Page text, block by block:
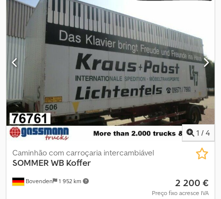
porta portal. Contentor de troca BDF de alumínio, 7.150 mm de
comprimento. Portas traseiras tipo portal com fechos de haste
giratória externos. Equipamento para mudanças: no interior, duas
filas de ripas nas paredes laterais. Resistente ao vento e às
intempéries. Chjdpfx Ajzip D Usbzsa Venda intermediária
reservada. Preços líquidos a partir da localização D-59558
Lippstadt-Rixbeck. Mais ofertas em .
1 / 4
Bovenden 1 952 km
Caminhão com carroçaria intercambiável
SOMMER WB Koffer
2 200 €
Preço fixo acresce IVA